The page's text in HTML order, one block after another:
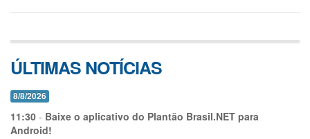
ÚLTIMAS NOTÍCIAS
8/8/2026
11:30 - Baixe o aplicativo do Plantão Brasil.NET para
Android!